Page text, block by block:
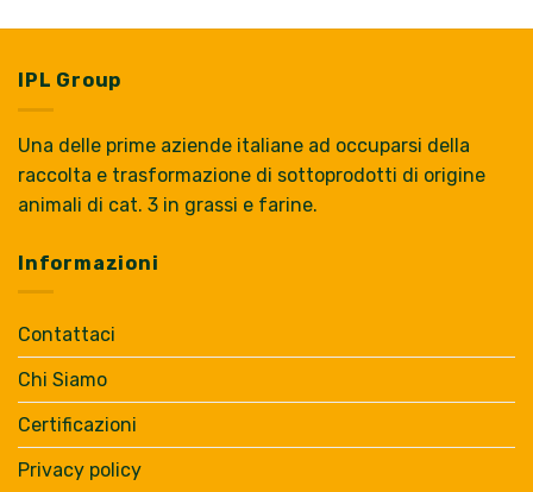
IPL Group
Una delle prime aziende italiane ad occuparsi della
raccolta e trasformazione di sottoprodotti di origine
animali di cat. 3 in grassi e farine.
Informazioni
Contattaci
Chi Siamo
Certificazioni
Privacy policy